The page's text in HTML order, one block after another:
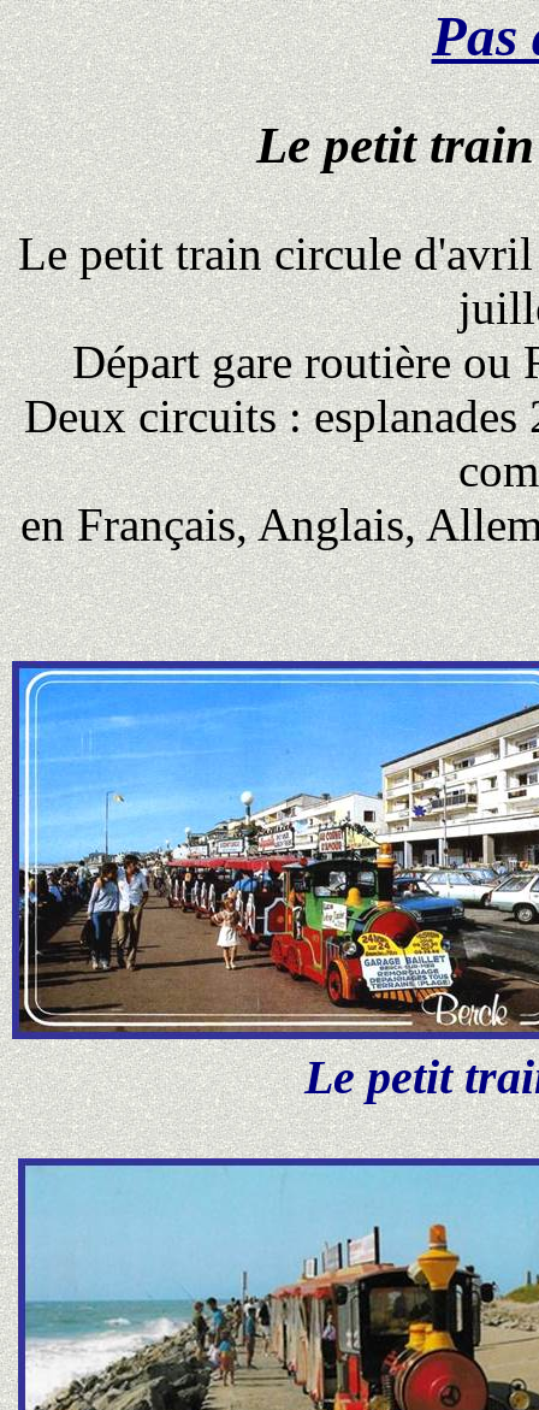
Pas
Le petit
Le petit train circule
Départ gare routière ou
Deux circuits :
en Français, Anglais,
Le petit